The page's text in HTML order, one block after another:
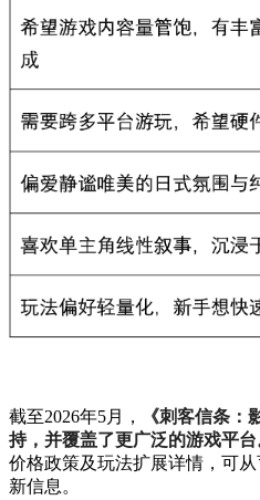
截至2026年5月，
《刺客信条：
持，并覆盖了更广泛的游戏平台
价格政策及玩法扩展详情，可
新信息。